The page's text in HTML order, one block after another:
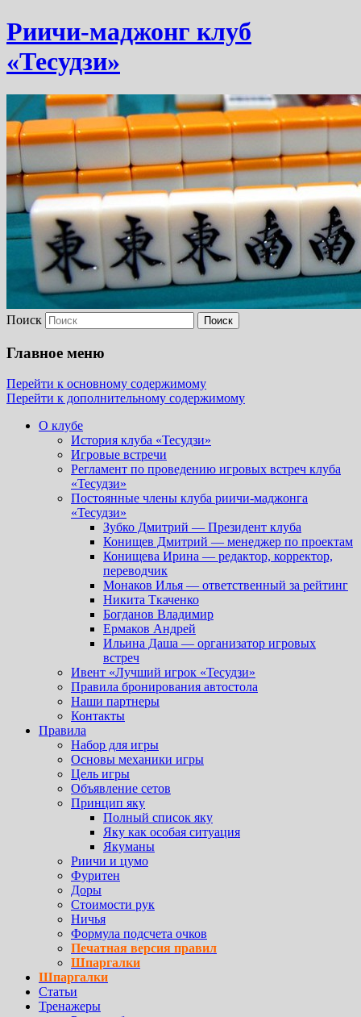
Риичи-маджонг клуб
«Тесудзи»
Поиск
Главное меню
Перейти к основному содержимому
Перейти к дополнительному содержимому
О клубе
История клуба «Тесудзи»
Игровые встречи
Регламент по проведению игровых встреч клуба
«Тесудзи»
Постоянные члены клуба риичи-маджонга
«Тесудзи»
Зубко Дмитрий — Президент клуба
Конищев Дмитрий — менеджер по проектам
Конищева Ирина — редактор, корректор,
переводчик
Монаков Илья — ответственный за рейтинг
Никита Ткаченко
Богданов Владимир
Ермаков Андрей
Ильина Даша — организатор игровых
встреч
Ивент «Лучший игрок «Тесудзи»
Правила бронирования автостола
Наши партнеры
Контакты
Правила
Набор для игры
Основы механики игры
Цель игры
Объявление сетов
Принцип яку
Полный список яку
Яку как особая ситуация
Якуманы
Риичи и цумо
Фуритен
Доры
Стоимости рук
Ничья
Формула подсчета очков
Печатная версия правил
Шпаргалки
Шпаргалки
Статьи
Тренажеры